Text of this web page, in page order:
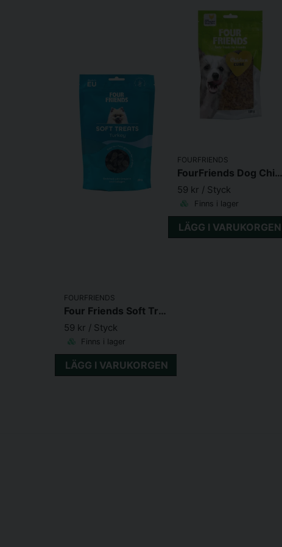
FOURFRIENDS
Four Friends Soft Treats Turkey 200 g
59 kr / Styck
Finns i lager
LÄGG I VARUKORGEN
FOURFRIENDS
FourFriends Dog Chicken Cube
59 kr / Styck
Finns i lager
LÄGG I VARUKORGEN